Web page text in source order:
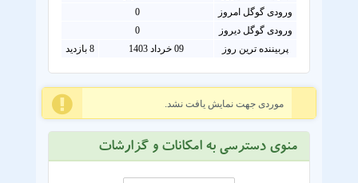
ورودی گوگل امروز
0
ورودی گوگل دیروز
0
پربیننده ترین روز
09 خرداد 1403 8 بازدید
موردی جهت نمایش یافت نشد.
منوی دسترسی به امکانات و گزارشات